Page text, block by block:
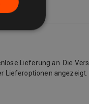
Lieferung an. Die
angezeigt.